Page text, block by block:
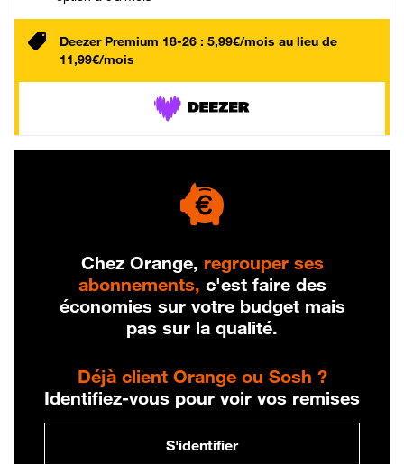
Deezer Premium 18-26 : 5,99€/mois au lieu de
11,99€/mois
Chez Orange, regrouper ses
abonnements, c'est faire des
économies sur votre budget mais
pas sur la qualité.
Déjà client Orange ou Sosh ?
Identifiez-vous pour voir vos remises
S'identifier